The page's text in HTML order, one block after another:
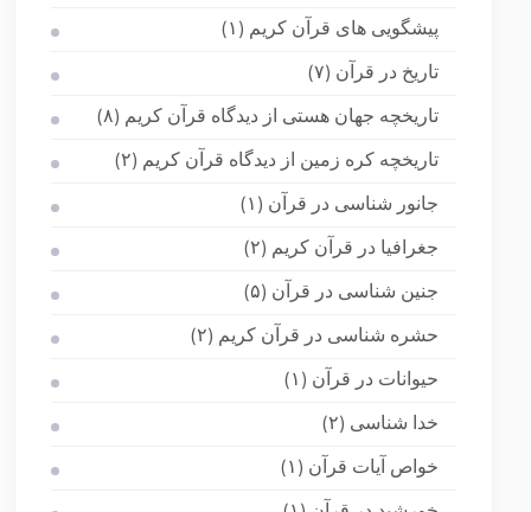
پیشگویی های قرآن کریم (۱)
تاریخ در قرآن (۷)
تاریخچه جهان هستی از دیدگاه قرآن کریم (۸)
تاریخچه کره زمین از دیدگاه قرآن کریم (۲)
جانور شناسی در قرآن (۱)
جغرافیا در قرآن کریم (۲)
جنین شناسی در قرآن (۵)
حشره شناسی در قرآن کریم (۲)
حیوانات در قرآن (۱)
خدا شناسی (۲)
خواص آیات قرآن (۱)